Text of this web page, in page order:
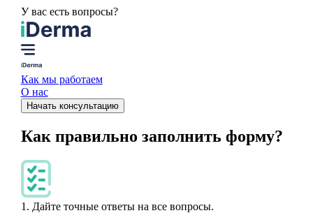
У вас есть вопросы?
Как мы работаем
О нас
Начать консультацию
Как правильно заполнить форму?
1. Дайте точные ответы на все вопросы.